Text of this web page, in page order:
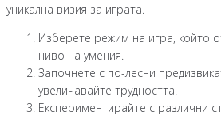
уникална визия за играта.
Изберете режим на игра, който
ниво на умения.
Започнете с по-лесни
увеличавайте трудността.
Експериментирайте с различни